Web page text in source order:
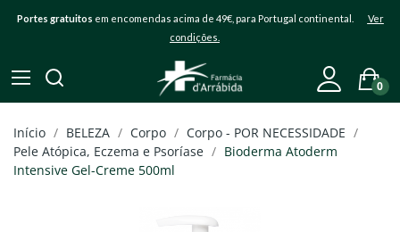
Portes gratuitos em encomendas acima de 49€, para Portugal continental. Ver
condições.
0
Início BELEZA Corpo
Corpo - POR NECESSIDADE
Pele Atópica, Eczema e Psoríase
Bioderma Atoderm
Intensive Gel-Creme 500ml